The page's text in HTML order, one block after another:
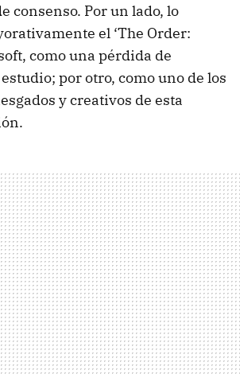
consenso. Por un lado, lo
el ‘The Order:
como una pérdida de
por otro, como uno de los
y creativos de esta